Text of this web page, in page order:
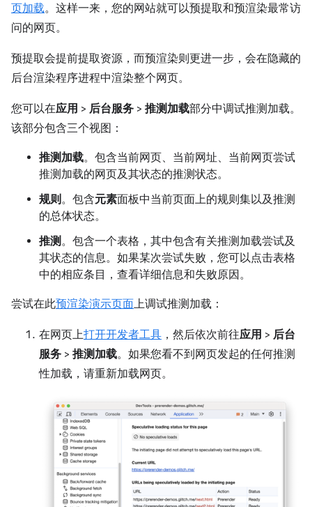
页加载。这样一来，您的网站就可以预提取和预渲染最常访
问的网页。
预提取会提前提取资源，而预渲染则更进一步，会在隐藏的
后台渲染程序进程中渲染整个网页。
您可以在应用 > 后台服务 > 推测加载部分中调试推测加载。
该部分包含三个视图：
推测加载。包含当前网页、当前网址、当前网页尝试
推测加载的网页及其状态的推测状态。
规则 。包含元素面板中当前页面上的规则集以及推测
的总体状态。
推测 。包含一个表格，其中包含有关推测加载尝试及
其状态的信息。如果某次尝试失败，您可以点击表格
中的相应条目，查看详细信息和失败原因。
尝试在此预渲染演示页面上调试推测加载：
在网页上打开开发者工具 ，然后依次前往应用 > 后台
服务 > 推测加载。如果您看不到网页发起的任何推测
性加载，请重新加载网页。